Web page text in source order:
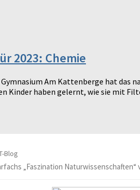
2023: Chemie
Am Kattenberge hat das
Kinder haben gelernt, wie sie mit
Blog
„Faszination Naturwissenschaften“